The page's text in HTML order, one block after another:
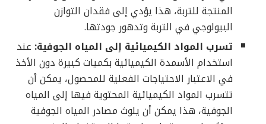
المنتجة للتربة، هذا يؤدي إلى فقدان التوازن
البيولوجي في التربة وتدهور جودتها.
تسرب المواد الكيميائية إلى المياه الجوفية: عند
استخدام الأسمدة الكيميائية بكميات كبيرة دون الأخذ
في الاعتبار الاحتياجات الفعلية للمحصول، يمكن أن
تتسرب المواد الكيميائية المحتوية فيها إلى المياه
الجوفية، هذا يمكن أن يلوث مصادر المياه الجوفية